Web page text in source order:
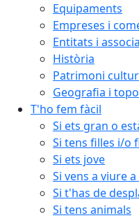
Equipaments
Empreses i
Entitats i
Història
Patrimoni
Geografia i
T'ho fem fàcil
Si ets gran o
Si tens filles i/o
Si ets jove
Si vens a viure
Si t'has de
Si tens animals